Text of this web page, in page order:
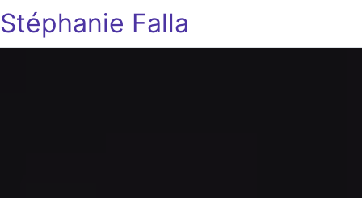
Stéphanie Falla